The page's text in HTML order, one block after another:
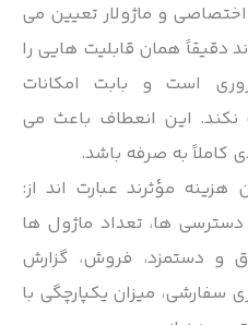
و ماژولار تعیین می
همان قابلیت هایی را
است و بابت امکانات
این انعطاف باعث می
کاملاً به صرفه باشد.
مؤثرند عبارت اند از:
ها، تعداد ماژول ها
و دستمزد، فروش، گزارش
میزان یکپارچگی با